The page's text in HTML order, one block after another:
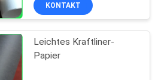
KONTAKT
Leichtes Kraftliner-
Papier